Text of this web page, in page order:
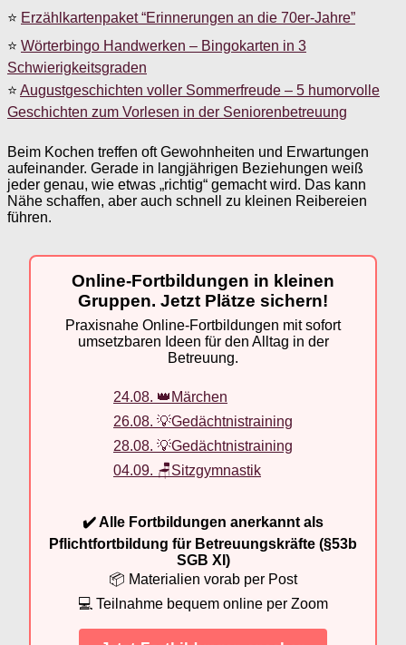
⭐ Erzählkartenpaket “Erinnerungen an die 70er-Jahre”
⭐ Wörterbingo Handwerken – Bingokarten in 3
Schwierigkeitsgraden
⭐ Augustgeschichten voller Sommerfreude – 5 humorvolle
Geschichten zum Vorlesen in der Seniorenbetreuung
Beim Kochen treffen oft Gewohnheiten und Erwartungen
aufeinander. Gerade in langjährigen Beziehungen weiß
jeder genau, wie etwas „richtig“ gemacht wird. Das kann
Nähe schaffen, aber auch schnell zu kleinen Reibereien
führen.
Online-Fortbildungen in kleinen
Gruppen. Jetzt Plätze sichern!
Praxisnahe Online-Fortbildungen mit sofort
umsetzbaren Ideen für den Alltag in der
Betreuung.
24.08. 👑Märchen
26.08. 💡Gedächtnistraining
28.08. 💡Gedächtnistraining
04.09. 🪑Sitzgymnastik
✔️ Alle Fortbildungen anerkannt als
Pflichtfortbildung für Betreuungskräfte (§53b
SGB XI)
📦 Materialien vorab per Post
💻 Teilnahme bequem online per Zoom